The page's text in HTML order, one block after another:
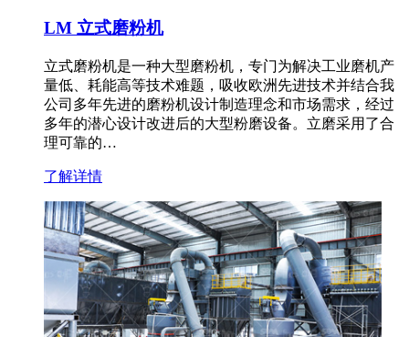
LM 立式磨粉机
立式磨粉机是一种大型磨粉机，专门为解决工业磨机产
量低、耗能高等技术难题，吸收欧洲先进技术并结合我
公司多年先进的磨粉机设计制造理念和市场需求，经过
多年的潜心设计改进后的大型粉磨设备。立磨采用了合
理可靠的…
了解详情